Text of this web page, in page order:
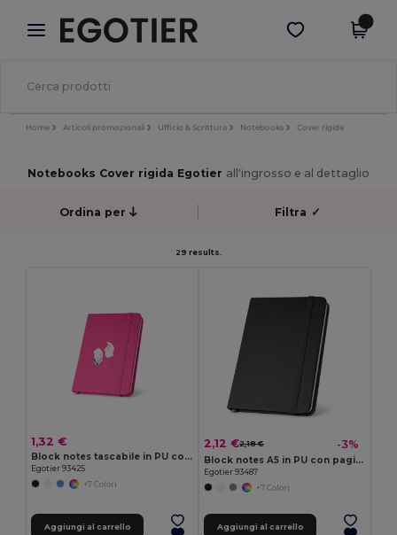
× App Egotier
Prezzi migliori sull'app!
Scarica app
Home Articoli promozionali Ufficio & Scrittura Notebooks Cover rigida
Notebooks Cover rigida Egotier all'ingrosso e al dettaglio
Ordina per Filtra ✓
29 results.
1,32 €
Block notes tascabile in PU con pagine lisce
Egotier 93425
+7 Colori
Aggiungi al carrello
2,12 €2,18 € -3%
Block notes A5 in PU con pagine lisce
Egotier 93487
+7 Colori
Aggiungi al carrello